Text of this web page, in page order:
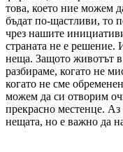
това, което ние можем
бъдат по-щастливи, то
чрез нашите
страната не е решение.
неща. Защото животът в
разбираме, когато не
когато не сме
можем да си отворим
прекрасно местенце.
нещата, но е важно да